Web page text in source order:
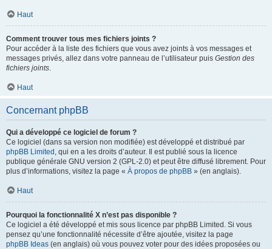
Haut
Comment trouver tous mes fichiers joints ?
Pour accéder à la liste des fichiers que vous avez joints à vos messages et
messages privés, allez dans votre panneau de l’utilisateur puis Gestion des
fichiers joints.
Haut
Concernant phpBB
Qui a développé ce logiciel de forum ?
Ce logiciel (dans sa version non modifiée) est développé et distribué par
phpBB Limited , qui en a les droits d’auteur. Il est publié sous la licence
publique générale GNU version 2 (GPL-2.0) et peut être diffusé librement. Pour
plus d’informations, visitez la page « À propos de phpBB » (en anglais).
Haut
Pourquoi la fonctionnalité X n’est pas disponible ?
Ce logiciel a été développé et mis sous licence par phpBB Limited. Si vous
pensez qu’une fonctionnalité nécessite d’être ajoutée, visitez la page
phpBB Ideas (en anglais) où vous pouvez voter pour des idées proposées ou